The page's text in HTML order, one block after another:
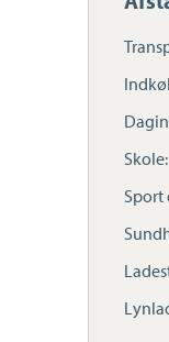
Skole:
Sport